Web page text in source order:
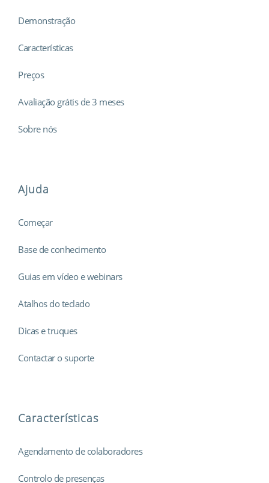
Demonstração
Características
Preços
Avaliação grátis de 3 meses
Sobre nós
Ajuda
Começar
Base de conhecimento
Guias em vídeo e webinars
Atalhos do teclado
Dicas e truques
Contactar o suporte
Características
Agendamento de colaboradores
Controlo de presenças